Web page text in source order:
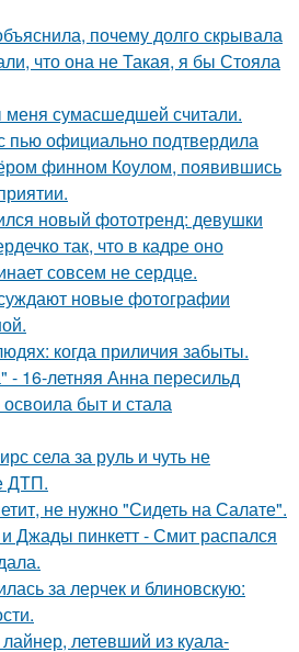
почему долго скрывала
что она не Такая, я бы Стояла
сумасшедшей считали.
пью официально подтвердила
финном Коулом, появившись
новый фототренд: девушки
так, что в кадре оно
совсем не сердце.
новые фотографии
когда приличия забыты.
- 16-летняя Анна пересильд
быт и стала
села за руль и чуть не
ДТП.
не нужно "Сидеть на Салате".
Джады пинкетт - Смит распался
за лерчек и блиновскую:
летевший из куала-